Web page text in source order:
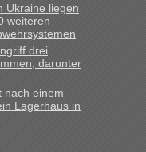
geplant am Montag
gegen 5 Uhr in der
bis zur Grenze. Nur
An welchem
Ukraine geht es am
Ukraine liegen
weiteren
drei
darunter
nach einem
Lagerhaus in